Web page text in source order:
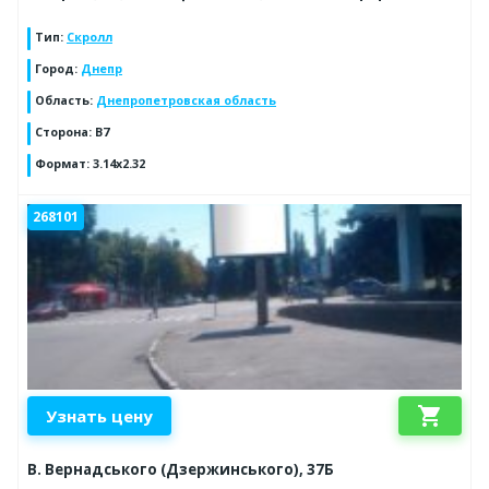
Тип: Скролл
Город: Днепр
Область: Днепропетровская область
Сторона: В7
Формат: 3.14х2.32
268101
Узнать цену shopping_cart
В. Вернадського (Дзержинського), 37Б